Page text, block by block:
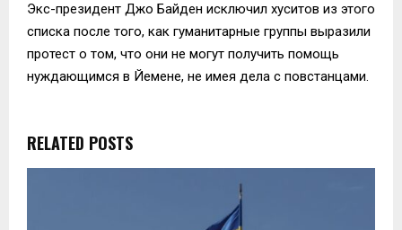
Экс-президент Джо Байден исключил хуситов из этого
списка после того, как гуманитарные группы выразили
протест о том, что они не могут получить помощь
нуждающимся в Йемене, не имея дела с повстанцами.
RELATED POSTS